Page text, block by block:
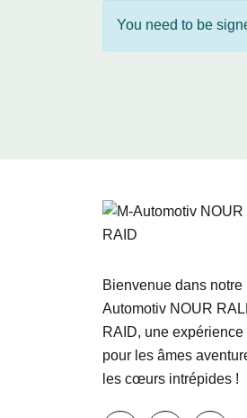
You need to be
Bienvenue dans notre
Automotiv NOUR
RAID, une
pour les âmes
les cœurs intrépides !